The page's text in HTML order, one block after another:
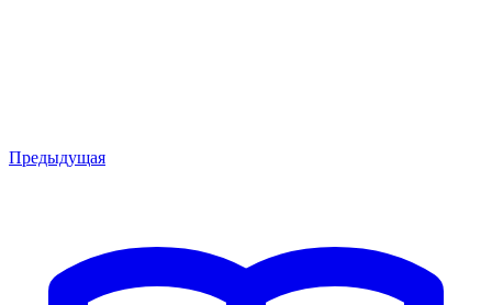
Предыдущая